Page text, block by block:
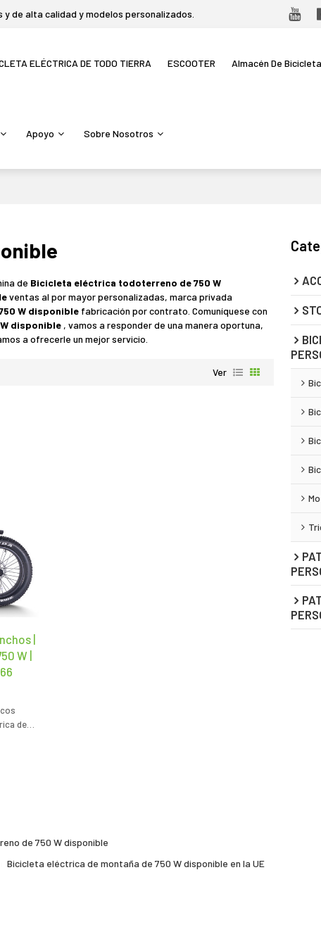
de alta calidad y modelos personalizados.
ELÉCTRICA DE TODO TIERRA ESCOOTER Almacén De
Apoyo Sobre Nosotros
de Bicicleta eléctrica todoterreno de 750 W
ventas al por mayor personalizadas, marca privada
W disponible fabricación por contrato. Comuníquese con
disponible , vamos a responder de una manera oportuna,
a ofrecerle un mejor servicio.
Ver
|
W |
de
de 750 W disponible
Bicicleta eléctrica de montaña de 750 W disponible en la UE